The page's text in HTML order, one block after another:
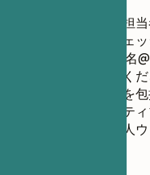
連絡先情報は、採用担
す。簡潔かつプロフェ
アドレスは、氏名.氏名
切なものを使用してく
なたの専門的な経歴を
でしょう。クリエイテ
ポートフォリオや個人